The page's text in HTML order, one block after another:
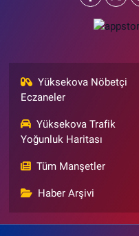
Yüksekova Nöbetçi
Eczaneler
Yüksekova Trafik
Yoğunluk Haritası
Tüm Manşetler
Haber Arşivi